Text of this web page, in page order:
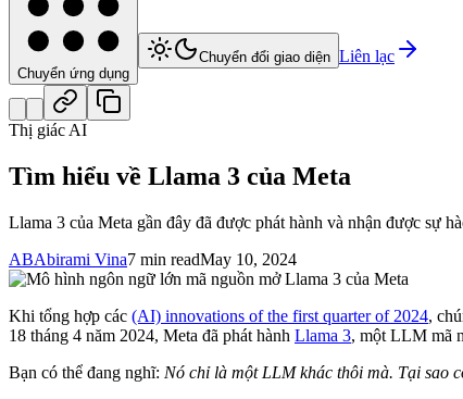
Chuyển ứng dụng
Chuyển đổi giao diện Liên lạc
Thị giác AI
Tìm hiểu về Llama 3 của Meta
Llama 3 của Meta gần đây đã được phát hành và nhận được sự
ABAbirami Vina7 min readMay 10, 2024
Khi tổng hợp các (AI) innovations of the first quarter of 2024,
18 tháng 4 năm 2024, Meta đã phát hành Llama 3, một LLM mã
Bạn có thể đang nghĩ: Nó chỉ là một LLM khác thôi mà. Tại sao